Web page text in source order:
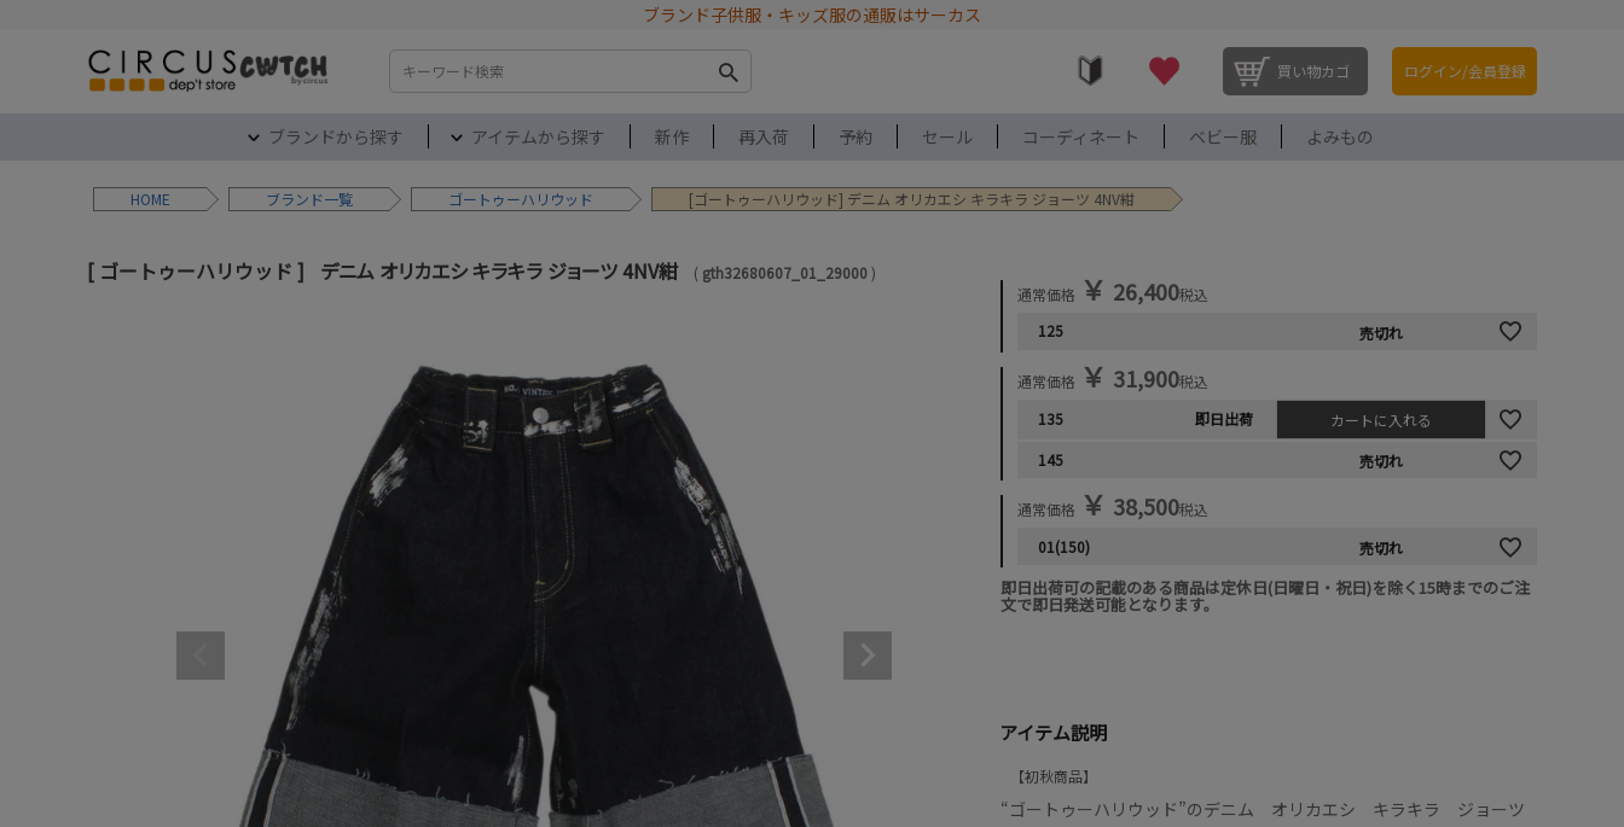
ブランド子供服・キッズ服の通販はサーカス
検索 買い物カゴ ログイン/会員登録
ブランドから探す アイテムから探す 新作 再入荷 予約 セール コーディネート ベビー服 よみもの
HOME ブランド ゴートゥーハリウッド [ゴートゥーハリウッド] デニム オリカエシ キラキラ ジョーツ 4NV紺
ゴートゥーハリウッド デニム オリカエシ キラキラ ジョーツ 4NV紺 gth32680607_01_29000
通常価格 ￥ 26,400税込
125
売切れ
通常価格 ￥ 31,900税込
135
即日出荷
カートに入れる
145
売切れ
通常価格 ￥ 38,500税込
01(150)
売切れ
即日出荷可の記載のある商品は定休日(日曜日・祝日)を除く15時までのご注
文で即日発送可能となります。
アイテム説明
初秋商品
“ゴートゥーハリウッド”のデニム オリカエシ キラキラ ジョーツ